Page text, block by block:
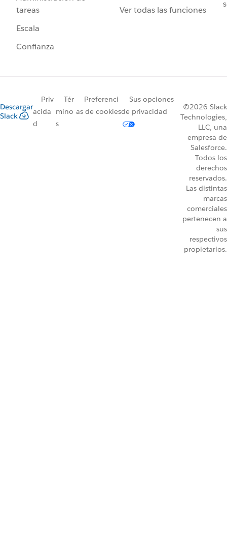
tareas
Escala
Confianza
Ver todas las funciones
Descargar
Slack
Priv
acida
d
Tér
mino
s
Preferenci
as de cookies
Sus opciones
de privacidad
©2026 Slack
Technologies,
LLC, una
empresa de
Salesforce.
Todos los
derechos
reservados.
Las distintas
marcas
comerciales
pertenecen a
sus
respectivos
propietarios.